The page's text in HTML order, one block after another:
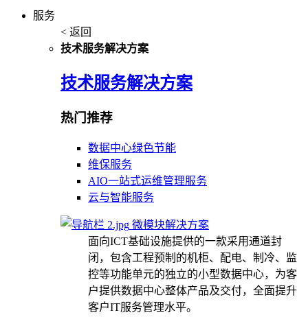
服务
< 返回
技术服务解决方案
技术服务解决方案
热门推荐
数据中心绿色节能
维保服务
AIO一站式运维管理服务
云与智能服务
微模块解决方案
面向ICT基础设施提供的一款采用通道封
闭，包含工程预制的机柜、配电、制冷、监
控等功能单元的独立的小型数据中心，为客
户提供数据中心整体产品及交付，全面提升
客户IT服务管理水平。